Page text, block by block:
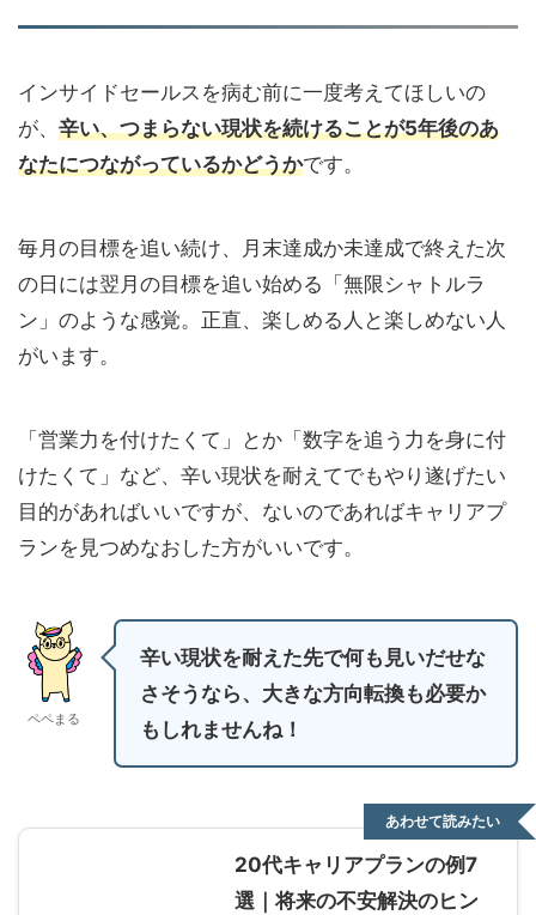
インサイドセールスを病む前に一度考えてほしいの
が、 辛い、つまらない現状を続けることが5年後のあ
なたにつながっているかどうかです。
毎月の目標を追い続け、月末達成か未達成で終えた次
の日には翌月の目標を追い始める「無限シャトルラ
ン」のような感覚。正直、楽しめる人と楽しめない人
がいます。
「営業力を付けたくて」とか「数字を追う力を身に付
けたくて」など、辛い現状を耐えてでもやり遂げたい
目的があればいいですが、ないのであればキャリアプ
ランを見つめなおした方がいいです。
ペペまる
辛い現状を耐えた先で何も見いだせな
さそうなら、大きな方向転換も必要か
もしれませんね！
20代キャリアプランの例7
選｜将来の不安解決のヒン
あわせて読みたい